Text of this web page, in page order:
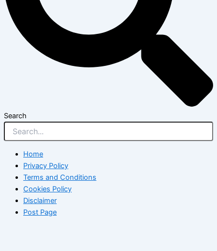
Search
Home
Privacy Policy
Terms and Conditions
Cookies Policy
Disclaimer
Post Page